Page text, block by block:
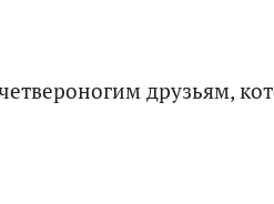
друзьям,